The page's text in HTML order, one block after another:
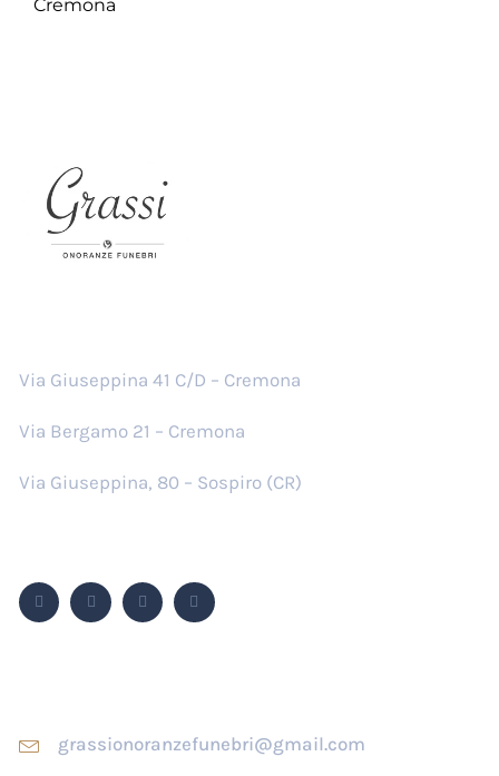
Cremona
Via Giuseppina 41 C/D – Cremona
Via Bergamo 21 – Cremona
Via Giuseppina, 80 – Sospiro (CR)
grassionoranzefunebri@gmail.com